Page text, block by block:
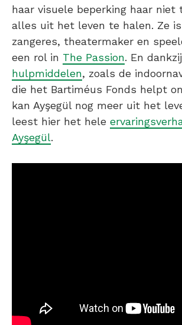
haar visuele beperking haar niet
alles uit het leven te halen. Ze
zangeres, theatermaker en
een rol in The Passion. En
hulpmiddelen, zoals de
die het Bartiméus Fonds helpt
kan Ayşegül nog meer uit het
leest hier het hele
Ayşegül.